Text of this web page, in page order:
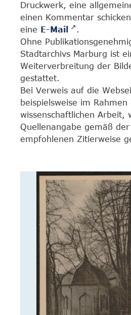
Druckwerk, eine
einen Kommentar
eine E-Mail
.
Ohne
Stadtarchivs Marburg ist
Weiterverbreitung der
gestattet.
Bei Verweis auf die
beispielsweise im Rahmen
wissenschaftlichen Arbeit,
Quellenangabe gemäß
empfohlenen Zitierweise